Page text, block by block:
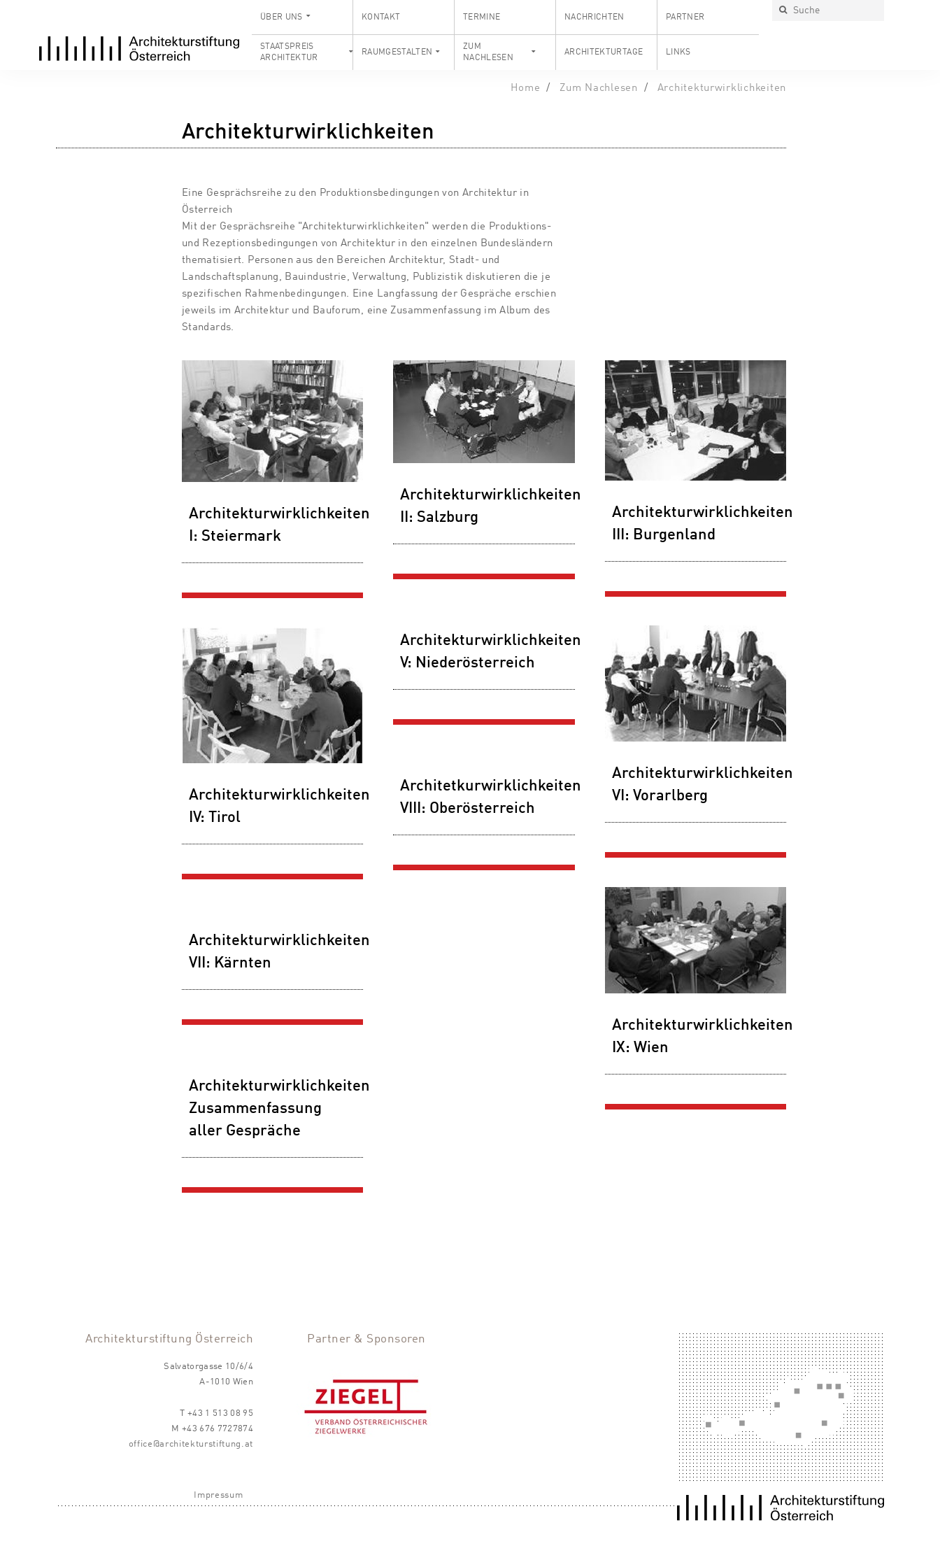
ÜBER UNS KONTAKT TERMINE NACHRICHTEN PARTNER
STAATSPREIS
ARCHITEKTUR
RAUMGESTALTEN
ZUM
NACHLESEN
ARCHITEKTURTAGE LINKS
Home Zum Nachlesen Architekturwirklichkeiten
Architekturwirklichkeiten
Eine Gesprächsreihe zu den Produktionsbedingungen von Architektur in
Österreich
Mit der Gesprächsreihe "Architekturwirklichkeiten" werden die Produktions-
und Rezeptionsbedingungen von Architektur in den einzelnen Bundesländern
thematisiert. Personen aus den Bereichen Architektur, Stadt- und
Landschaftsplanung, Bauindustrie, Verwaltung, Publizistik diskutieren die je
spezifischen Rahmenbedingungen. Eine Langfassung der Gespräche erschien
jeweils im Architektur und Bauforum, eine Zusammenfassung im Album des
Standards.
Architekturwirklichkeiten
I: Steiermark
Architekturwirklichkeiten
II: Salzburg
Architekturwirklichkeiten
III: Burgenland
Architekturwirklichkeiten
IV: Tirol
Architekturwirklichkeiten
V: Niederösterreich
Architekturwirklichkeiten
VI: Vorarlberg
Architekturwirklichkeiten
VII: Kärnten
Architetkurwirklichkeiten
VIII: Oberösterreich
Architekturwirklichkeiten
IX: Wien
Architekturwirklichkeiten
Zusammenfassung
aller Gespräche
Architekturstiftung Österreich
Salvatorgasse 10/6/4
A-1010 Wien
T +43 1 513 08 95
M +43 676 7727874
office@architekturstiftung.at
Partner & Sponsoren
Impressum